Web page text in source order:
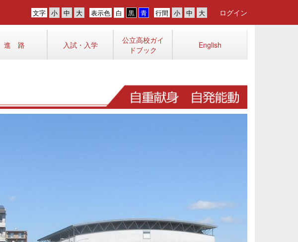
行間
表示色
文字 ログイン
進 路 入試・入学
公立高校ガイ
ドブック
English